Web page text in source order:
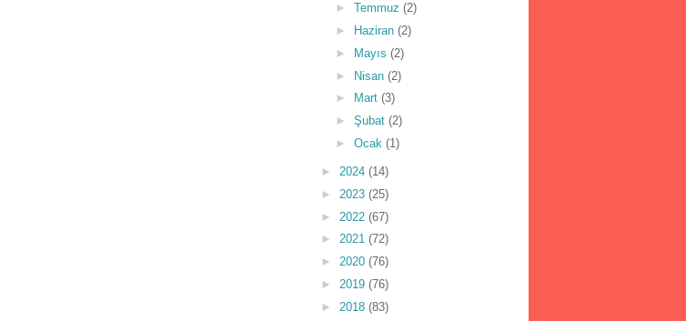
► Temmuz (2)
►
Haziran (2)
►
Mayıs (2)
► Nisan (2)
►
Mart (3)
► Şubat (2)
► Ocak (1)
► 2024 (14)
► 2023 (25)
► 2022 (67)
► 2021 (72)
► 2020 (76)
► 2019 (76)
► 2018 (83)